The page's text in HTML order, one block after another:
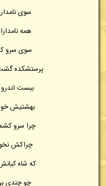
سوی
همه
سوی سرو
پرستشکده
ببست
بهشتیش
چرا سرو
چراکش
که شاه
چو چندی